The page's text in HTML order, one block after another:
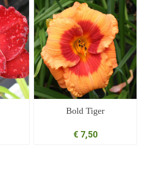
Bold Tiger
€ 7,50